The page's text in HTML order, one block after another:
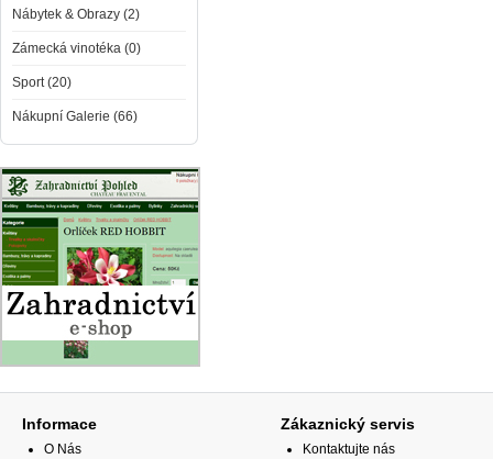
Nábytek & Obrazy (2)
Zámecká vinotéka (0)
Sport (20)
Nákupní Galerie (66)
Informace
O Nás
Zákaznický servis
Kontaktujte nás